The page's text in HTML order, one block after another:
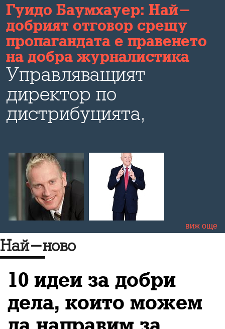
Гуидо Баумхауер: Най-
добрият отговор срещу
пропагандата е правенето
на добра журналистика
Управляващият
директор по
дистрибуцията,
технологиите в "Дойче
веле" коментира пред
Bulevard.bg развитието
на медиите в ерата на
социалните мрежи,
пропагандата в
информационния поток
и бъдещето на медиите
и журналистиката като
виж още
Най-ново
10 идеи за добри
дела, които можем